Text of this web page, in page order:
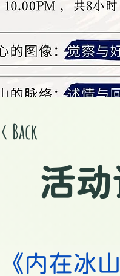
< Back
活
《内在冰